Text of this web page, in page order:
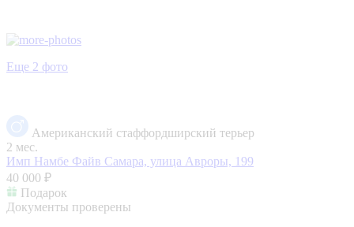
Еще 2 фото
Американский стаффордширский терьер
2 мес.
Имп Намбе Файв Самара, улица Авроры, 199
40 000 ₽
Подарок
Документы проверены